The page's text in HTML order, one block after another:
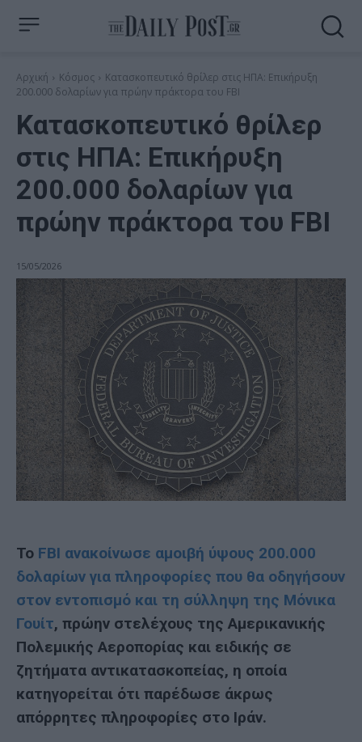
Αρχική Κόσμος
Κατασκοπευτικό θρίλερ στις ΗΠΑ: Επικήρυξη
200.000 δολαρίων για πρώην πράκτορα του FBI
Κατασκοπευτικό θρίλερ
στις ΗΠΑ: Επικήρυξη
200.000 δολαρίων για
πρώην πράκτορα του FBI
15/05/2026
Το FBI ανακοίνωσε αμοιβή ύψους 200.000
δολαρίων για πληροφορίες που θα οδηγήσουν
στον εντοπισμό και τη σύλληψη της Μόνικα
Γουίτ, πρώην στελέχους της Αμερικανικής
Πολεμικής Αεροπορίας και ειδικής σε
ζητήματα αντικατασκοπείας, η οποία
κατηγορείται ότι παρέδωσε άκρως
απόρρητες πληροφορίες στο Ιράν.